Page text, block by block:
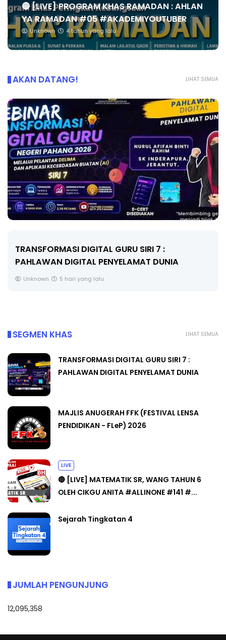
🔴 [LIVE] PROGRAM KHAS RAMADAN : AHLAN
YA RAMADAN #05 #AKADEMIYOUTUBER
Unknown 4 tahun yang lalu
LIHAT SEMUA
AKAN DATANG!
MAJLIS ANUGERAH FFK (FESTIVAL LENSA
PENDIDIKAN - FLeP) 2026
Unknown 6 hari yang lalu
LIHAT SEMUA
SEGMEN KHAS
TRANSFORMASI DIGITAL GURU SIRI 7 :
PAHLAWAN DIGITAL PENYELAMAT DUNIA
MAJLIS ANUGERAH FFK (FESTIVAL LENSA
PENDIDIKAN - FLeP) 2026
LIVE
🔴 [LIVE] MATEMATIK SR, WANG TAHUN 6
OLEH CIKGU ANITA #ALLINONE #141 #...
Sejarah Tingkatan 4
JUMLAH PENGUNJUNG
12,095,358